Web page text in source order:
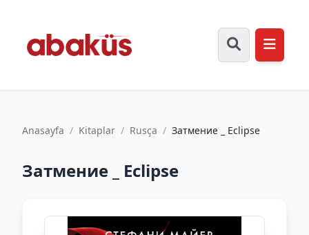
Anasayfa / Kitaplar / Rusça / Затмение _ Eclipse
Затмение _ Eclipse